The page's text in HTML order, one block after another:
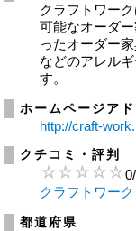
クラフトワー
可能なオーダ
ったオーダー
などのアレル
す。
ホームページアド
http://craft-
クチコミ・評判
0/
クラフトワー
都道府県